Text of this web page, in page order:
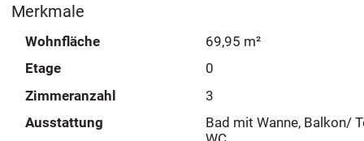
Merkmale
Wohnfläche
69,95 m²
Etage
0
Zimmeranzahl
3
Ausstattung
Bad mit Wanne, Balkon/